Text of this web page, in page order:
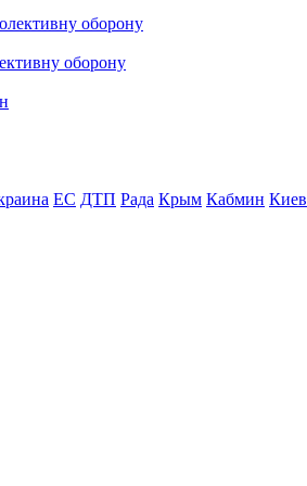
оборону
ЕС ДТП Рада Крым Кабмин Киев